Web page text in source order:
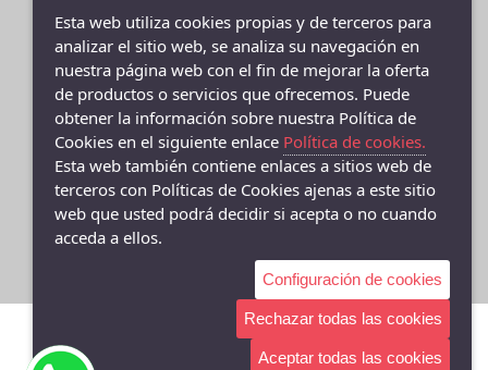
25
25-26
27
27-35
27.5
28
REEBOK
SKECHERS
VANS
VICTORIA
- (CEE ) AVDA.LINO RODRIGUEZ MADERO 9, Cee - 15270 (A
Coruña)
981706131
- (FISTERRA) C/ FEDERICO AVILA 7 BAJO (FINISTERRE), Fisterra
- 15155 (A Coruña)
981 74 0671
Esta web utiliza cookies propias y de terceros para
analizar el sitio web, se analiza su navegación en
nuestra página web con el fin de mejorar la oferta
de productos o servicios que ofrecemos. Puede
obtener la información sobre nuestra Política de
Cookies en el siguiente enlace Política de cookies.
Esta web también contiene enlaces a sitios web de
terceros con Políticas de Cookies ajenas a este sitio
web que usted podrá decidir si acepta o no cuando
acceda a ellos.
Configuración de cookies
Rechazar todas las cookies
Aceptar todas las cookies